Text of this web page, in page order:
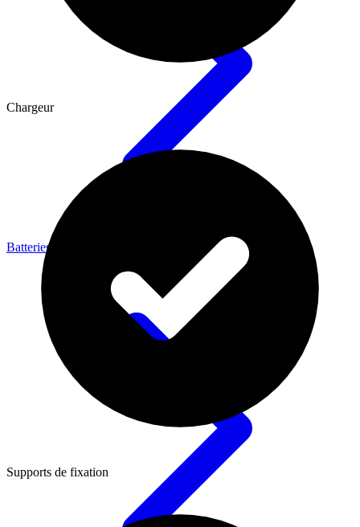
Batteries & Énergie
Chargeur
Supports de fixation